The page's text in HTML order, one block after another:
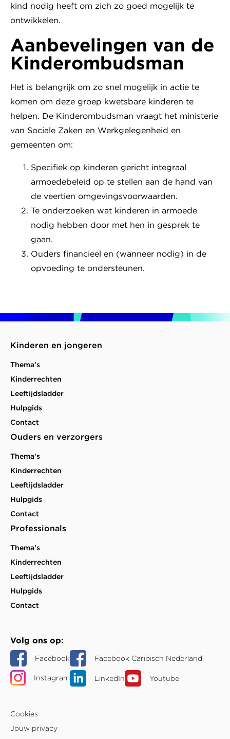
kind nodig heeft om zich zo goed mogelijk te
ontwikkelen.
Aanbevelingen van de
Kinderombudsman
Het is belangrijk om zo snel mogelijk in actie te
komen om deze groep kwetsbare kinderen te
helpen. De Kinderombudsman vraagt het ministerie
van Sociale Zaken en Werkgelegenheid en
gemeenten om:
Specifiek op kinderen gericht integraal
armoedebeleid op te stellen aan de hand van
de veertien omgevingsvoorwaarden.
Te onderzoeken wat kinderen in armoede
nodig hebben door met hen in gesprek te
gaan.
Ouders financieel en (wanneer nodig) in de
opvoeding te ondersteunen.
Kinderen en jongeren
Thema's
Kinderrechten
Leeftijdsladder
Hulpgids
Contact
Ouders en verzorgers
Thema's
Kinderrechten
Leeftijdsladder
Hulpgids
Contact
Professionals
Thema's
Kinderrechten
Leeftijdsladder
Hulpgids
Contact
Volg ons op
Facebook Facebook Caribisch Nederland
Instagram LinkedIn Youtube
Cookies
Jouw privacy